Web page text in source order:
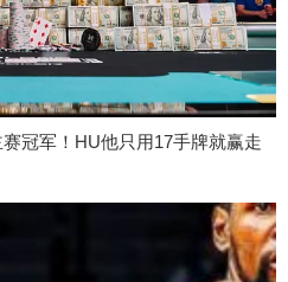
冠军！HU他只用17手牌就赢走